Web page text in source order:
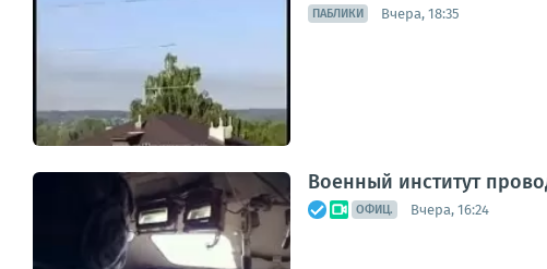
ПАБЛИКИ Вчера, 18:35
Военный институт
ОФИЦ. Вчера, 16:24